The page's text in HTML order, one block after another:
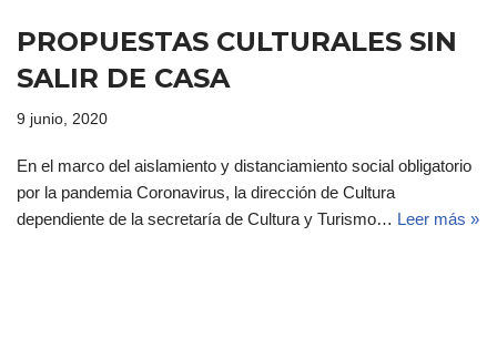
PROPUESTAS CULTURALES SIN
SALIR DE CASA
9 junio, 2020
En el marco del aislamiento y distanciamiento social obligatorio
por la pandemia Coronavirus, la dirección de Cultura
dependiente de la secretaría de Cultura y Turismo… Leer más »